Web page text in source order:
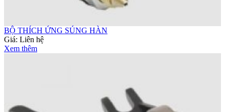
BỘ THÍCH ỨNG SÚNG HÀN
Giá: Liên hệ
Xem thêm